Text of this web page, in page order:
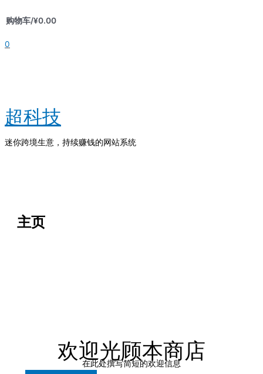
至
容
购物车/¥0.00
0
超科技
迷你跨境生意，持续赚钱的网站系统
主页
欢迎光顾本商店
在此处撰写简短的欢迎信息